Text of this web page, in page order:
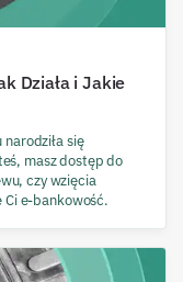
Działa i Jakie
się
masz dostęp do
czy wzięcia
Ci e-bankowość.